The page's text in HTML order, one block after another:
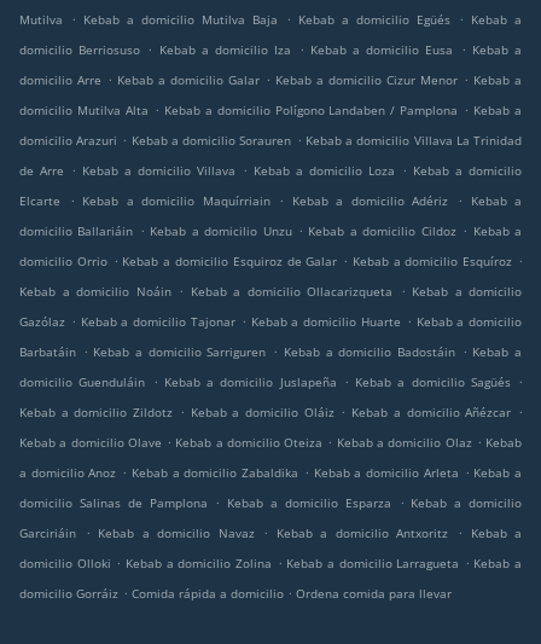
Mutilva
. Kebab a domicilio Mutilva Baja . Kebab a domicilio Egüés . Kebab a
domicilio Berriosuso . Kebab a domicilio Iza . Kebab a domicilio Eusa . Kebab a
domicilio Arre . Kebab a domicilio Galar . Kebab a domicilio Cizur Menor . Kebab a
domicilio Mutilva Alta . Kebab a domicilio Polígono Landaben / Pamplona . Kebab a
domicilio Arazuri . Kebab a domicilio Sorauren . Kebab a domicilio Villava La Trinidad
de Arre
. Kebab a domicilio Villava . Kebab a domicilio Loza . Kebab a domicilio
Elcarte
. Kebab a domicilio Maquírriain . Kebab a domicilio Adériz .
Kebab a
domicilio Ballariáin . Kebab a domicilio Unzu . Kebab a domicilio Cildoz . Kebab a
domicilio Orrio . Kebab a domicilio Esquiroz de Galar . Kebab a domicilio Esquíroz .
Kebab a domicilio Noáin
. Kebab a domicilio Ollacarizqueta . Kebab a domicilio
Gazólaz . Kebab a domicilio Tajonar . Kebab a domicilio Huarte . Kebab a domicilio
Barbatáin . Kebab a domicilio Sarriguren . Kebab a domicilio Badostáin . Kebab a
domicilio Guenduláin
. Kebab a domicilio Juslapeña . Kebab a domicilio Sagüés .
Kebab a domicilio Zildotz . Kebab a domicilio Oláiz . Kebab a domicilio Añézcar .
Kebab a domicilio Olave . Kebab a domicilio Oteiza . Kebab a domicilio Olaz . Kebab
a domicilio Anoz . Kebab a domicilio Zabaldika . Kebab a domicilio Arleta . Kebab a
domicilio Salinas de Pamplona
. Kebab a domicilio Esparza . Kebab a domicilio
Garciriáin
. Kebab a domicilio Navaz . Kebab a domicilio Antxoritz .
Kebab a
domicilio Olloki . Kebab a domicilio Zolina . Kebab a domicilio Larragueta . Kebab a
domicilio Gorráiz . Comida rápida a domicilio . Ordena comida para llevar